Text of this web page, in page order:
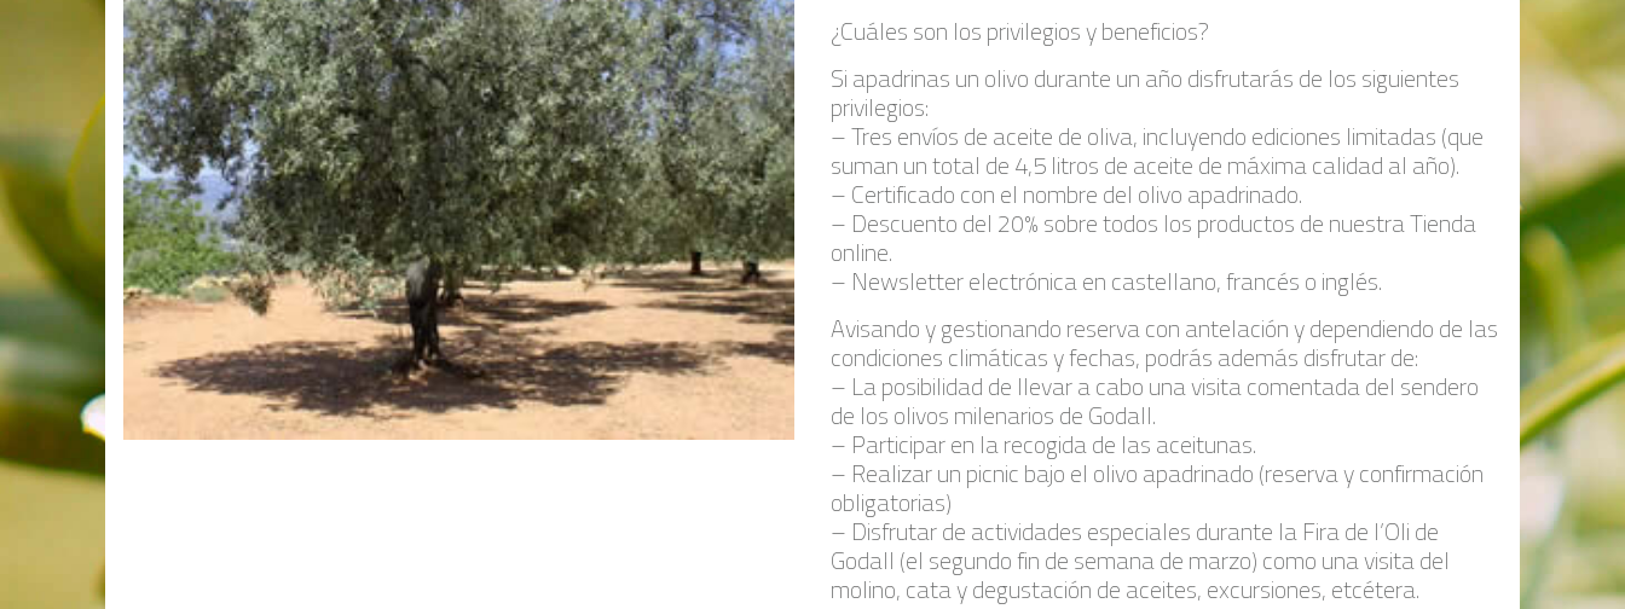
¿Cuáles son los privilegios y beneficios?
Si apadrinas un olivo durante un año disfrutarás de los siguientes
privilegios:
– Tres envíos de aceite de oliva, incluyendo ediciones limitadas (que
suman un total de 4,5 litros de aceite de máxima calidad al año).
– Certificado con el nombre del olivo apadrinado.
– Descuento del 20% sobre todos los productos de nuestra Tienda
online.
– Newsletter electrónica en castellano, francés o inglés.
Avisando y gestionando reserva con antelación y dependiendo de las
condiciones climáticas y fechas, podrás además disfrutar de:
– La posibilidad de llevar a cabo una visita comentada del sendero
de los olivos milenarios de Godall.
– Participar en la recogida de las aceitunas.
– Realizar un picnic bajo el olivo apadrinado (reserva y confirmación
obligatorias)
– Disfrutar de actividades especiales durante la Fira de l’Oli de
Godall (el segundo fin de semana de marzo) como una visita del
molino, cata y degustación de aceites, excursiones, etcétera.